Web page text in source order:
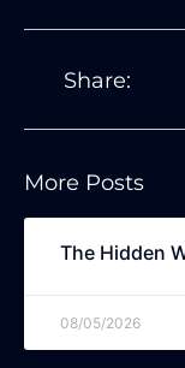
Share:
More Posts
The Hidden
08/05/2026